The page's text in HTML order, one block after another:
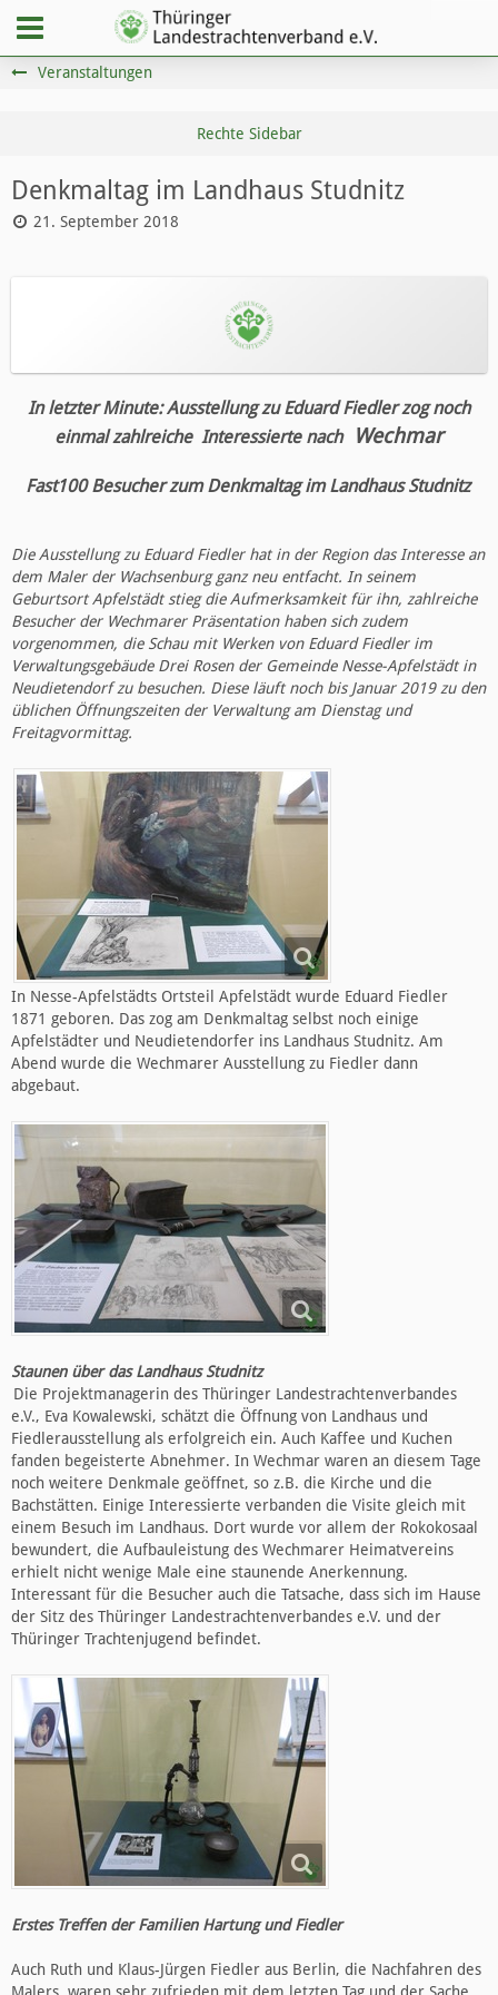
Veranstaltungen
Denkmaltag im Landhaus Studnitz
21. September 2018
In letzter Minute: Ausstellung zu Eduard Fiedler zog noch
einmal zahlreiche Interessierte nach Wechmar
Fast100 Besucher zum Denkmaltag im Landhaus Studnitz
Die Ausstellung zu Eduard Fiedler hat in der Region das Interesse an
dem Maler der Wachsenburg ganz neu entfacht. In seinem
Geburtsort Apfelstädt stieg die Aufmerksamkeit für ihn, zahlreiche
Besucher der Wechmarer Präsentation haben sich zudem
vorgenommen, die Schau mit Werken von Eduard Fiedler im
Verwaltungsgebäude Drei Rosen der Gemeinde Nesse-Apfelstädt in
Neudietendorf zu besuchen. Diese läuft noch bis Januar 2019 zu den
üblichen Öffnungszeiten der Verwaltung am Dienstag und
Freitagvormittag.
In Nesse-Apfelstädts Ortsteil Apfelstädt wurde Eduard Fiedler
1871 geboren. Das zog am Denkmaltag selbst noch einige
Apfelstädter und Neudietendorfer ins Landhaus Studnitz. Am
Abend wurde die Wechmarer Ausstellung zu Fiedler dann
abgebaut.
Staunen über das Landhaus Studnitz
Die Projektmanagerin des Thüringer Landestrachtenverbandes
e.V., Eva Kowalewski, schätzt die Öffnung von Landhaus und
Fiedlerausstellung als erfolgreich ein. Auch Kaffee und Kuchen
fanden begeisterte Abnehmer. In Wechmar waren an diesem Tage
noch weitere Denkmale geöffnet, so z.B. die Kirche und die
Bachstätten. Einige Interessierte verbanden die Visite gleich mit
einem Besuch im Landhaus. Dort wurde vor allem der Rokokosaal
bewundert, die Aufbauleistung des Wechmarer Heimatvereins
erhielt nicht wenige Male eine staunende Anerkennung.
Interessant für die Besucher auch die Tatsache, dass sich im Hause
der Sitz des Thüringer Landestrachtenverbandes e.V. und der
Thüringer Trachtenjugend befindet.
Erstes Treffen der Familien Hartung und Fiedler
Auch Ruth und Klaus-Jürgen Fiedler aus Berlin, die Nachfahren des
Malers, waren sehr zufrieden mit dem letzten Tag und der Sache